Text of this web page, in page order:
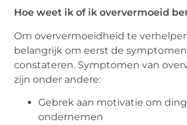
Hoe weet ik of ik oververmoeid
Om oververmoeidheid te
belangrijk om eerst de
constateren. Symptomen van
zijn onder andere:
Gebrek aan motivatie om
ondernemen